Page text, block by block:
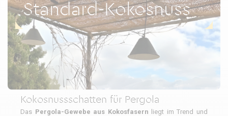
Standard-Kokosnuss
Kokosnussschatten für Pergola
Das Pergola-Gewebe aus Kokosfasern liegt im Trend und